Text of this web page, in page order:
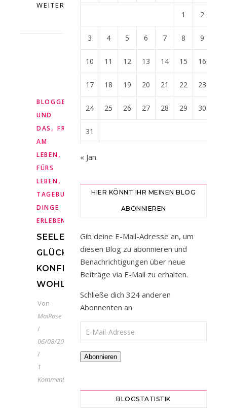
WEITERLESEN
BLOGGEN
UND
DAS ,FREUDE
AM
LEBEN,
FREUNDE
FÜRS
LEBEN,
TAGEBUCH
SCHÖNE
DINGE
ERLEBEN
SEELENMOMENTE-
GLÜCKSMOMENTE-
KONFETTIMOMENTE-
WOHLFÜHLMOMENTE
Von
MaiRose
/
06/08/2021
/
1
Kommentar
1 2
3 4 5 6 7 8 9
10 11 12 13 14 15 16
17 18 19 20 21 22 23
24 25 26 27 28 29 30
31
« Jan.
HIER KÖNNT IHR MEINEN BLOG
ABONNIEREN
Gib deine E-Mail-Adresse an, um
diesen Blog zu abonnieren und
Benachrichtigungen über neue
Beiträge via E-Mail zu erhalten.
Schließe dich 324 anderen
Abonnenten an
E-Mail-Adresse
Abonnieren
BLOGSTATISTIK